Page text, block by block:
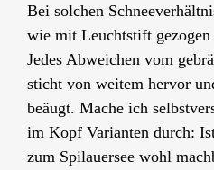
Bei solchen
wie mit Leuchtstift gezogen
Jedes Abweichen vom
sticht von weitem hervor
beäugt. Mache ich
im Kopf Varianten durch:
zum Spilauersee wohl